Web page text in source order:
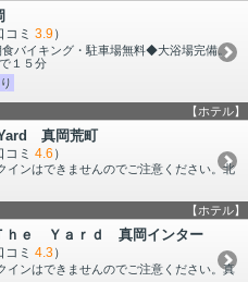
コミ 3.9）
バイキング・駐車場無料◆大浴場完備。
１５分
【ホテル】
真岡荒町
コミ 4.6 ）
ンはできませんのでご注意ください。北
【ホテル】
ｅ Ｙａｒｄ 真岡インター
コミ 4.3）
ンはできませんのでご注意ください。真